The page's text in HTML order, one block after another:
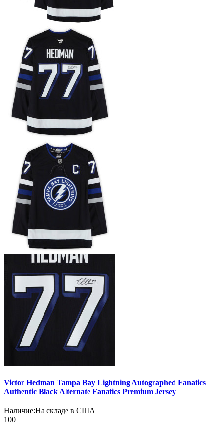
Victor Hedman Tampa Bay Lightning Autographed Fanatics
Authentic Black Alternate Fanatics Premium Jersey
Наличие:На складе в США
100